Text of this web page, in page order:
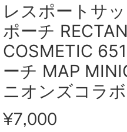
レスポートサ
ポーチ
COSMETIC
ーチ MAP
ニオンズコラ
¥7,000